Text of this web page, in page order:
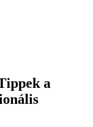
a